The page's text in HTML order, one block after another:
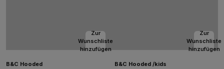
Zur
Wunschliste
hinzufügen
B&C Hooded
Zur
Wunschliste
hinzufügen
B&C Hooded /kids